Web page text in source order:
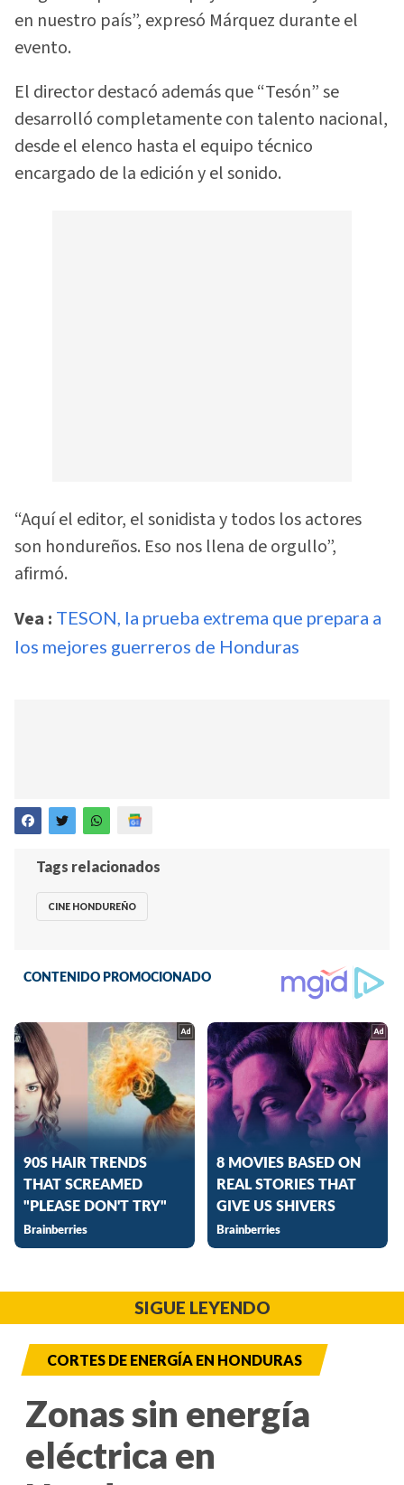
en nuestro país”, expresó Márquez durante el
evento.
El director destacó además que “Tesón” se
desarrolló completamente con talento nacional,
desde el elenco hasta el equipo técnico
encargado de la edición y el sonido.
“Aquí el editor, el sonidista y todos los actores
son hondureños. Eso nos llena de orgullo”,
afirmó.
Vea : TESON, la prueba extrema que prepara a
los mejores guerreros de Honduras
Tags relacionados
CINE HONDUREÑO
SIGUE LEYENDO
CORTES DE ENERGÍA EN HONDURAS
Zonas sin energía
eléctrica en